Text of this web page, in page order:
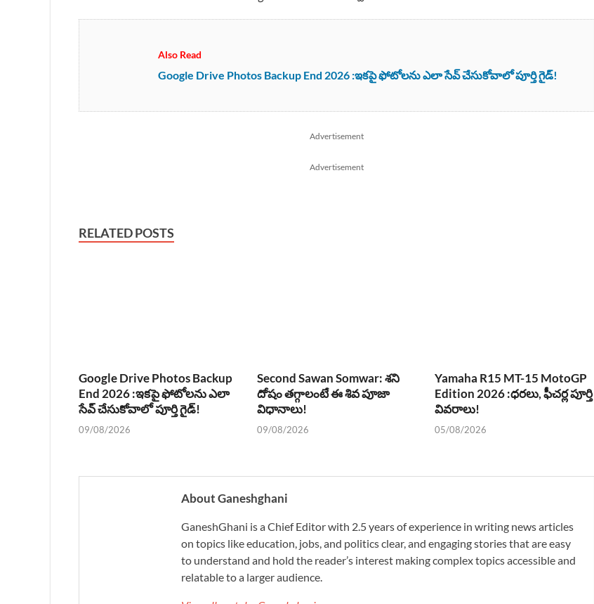
Also Read
Google Drive Photos Backup End 2026 :ఇకపై ఫోటోలను ఎలా సేవ్ చేసుకోవాలో పూర్తి గైడ్!
Advertisement
Advertisement
RELATED POSTS
Google Drive Photos Backup
End 2026 :ఇకపై ఫోటోలను ఎలా
సేవ్ చేసుకోవాలో పూర్తి గైడ్!
09/08/2026
Second Sawan Somwar: శని
దోషం తగ్గాలంటే ఈ శివ పూజా
విధానాలు!
09/08/2026
Yamaha R15 MT-15 MotoGP
Edition 2026 :ధరలు, ఫీచర్ల పూర్తి
వివరాలు!
05/08/2026
About Ganeshghani
GaneshGhani is a Chief Editor with 2.5 years of experience in writing news articles
on topics like education, jobs, and politics clear, and engaging stories that are easy
to understand and hold the reader’s interest making complex topics accessible and
relatable to a larger audience.